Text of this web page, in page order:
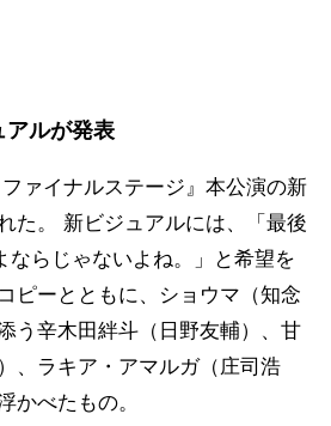
アルが発表
ファイナルステージ』本公演の新
た。 新ビジュアルには、「最後
ならじゃないよね。」と希望を
ピーとともに、ショウマ（知念
う辛木田絆斗（日野友輔）、甘
、ラキア・アマルガ（庄司浩
かべたもの。